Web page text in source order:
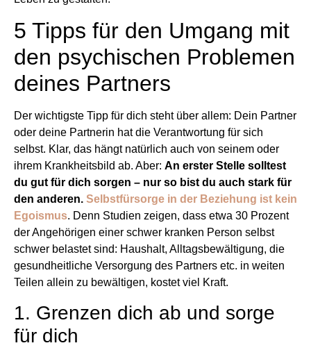
5 Tipps für den Umgang mit
den psychischen Problemen
deines Partners
Der wichtigste Tipp für dich steht über allem: Dein Partner
oder deine Partnerin hat die Verantwortung für sich
selbst. Klar, das hängt natürlich auch von seinem oder
ihrem Krankheitsbild ab. Aber: An erster Stelle solltest
du gut für dich sorgen – nur so bist du auch stark für
den anderen. Selbstfürsorge in der Beziehung ist kein
Egoismus. Denn Studien zeigen, dass etwa 30 Prozent
der Angehörigen einer schwer kranken Person selbst
schwer belastet sind: Haushalt, Alltagsbewältigung, die
gesundheitliche Versorgung des Partners etc. in weiten
Teilen allein zu bewältigen, kostet viel Kraft.
1. Grenzen dich ab und sorge
für dich